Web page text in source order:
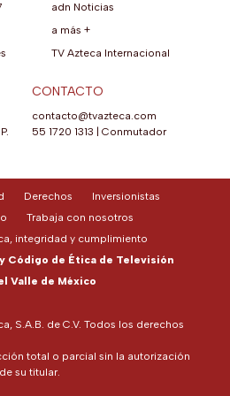
adn Noticias
a más +
TV Azteca Internacional
CONTACTO
contacto@tvazteca.com
55 1720 1313
Conmutador
S.A.B. de C.V. Todos los derechos
total o parcial sin la autorización
su titular.
Derechos
Inversionistas
Trabaja con nosotros
integridad y cumplimiento
Código de Ética de Televisión
Valle de México